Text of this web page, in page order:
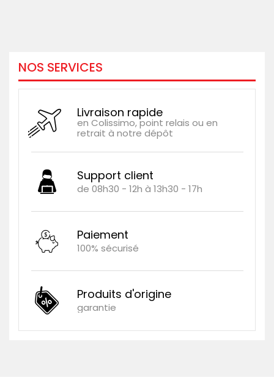
NOS SERVICES
Livraison rapide
en Colissimo, point relais ou en
retrait à notre dépôt
Support client
de 08h30 - 12h à 13h30 - 17h
Paiement
100% sécurisé
Produits d'origine
garantie